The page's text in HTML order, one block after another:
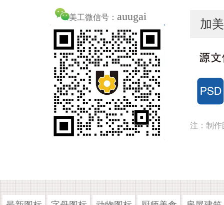
美工微信号： auugai
加
注：制作